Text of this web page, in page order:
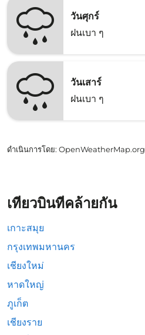
วันศุกร์
ฝนเบา ๆ
วันเสาร์
ฝนเบา ๆ
ดำเนินการโดย: OpenWeatherMap.org
เที่ยวบินที่คล้ายกัน
เกาะสมุย
กรุงเทพมหานคร
เชียงใหม่
หาดใหญ่
ภูเก็ต
เชียงราย